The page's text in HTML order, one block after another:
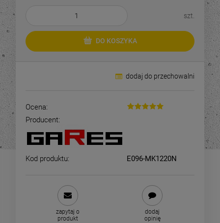
szt.
DO KOSZYKA
dodaj do przechowalni
Ocena:
Producent:
Kod produktu: E096-MK1220N
zapytaj o
produkt
dodaj
opinię